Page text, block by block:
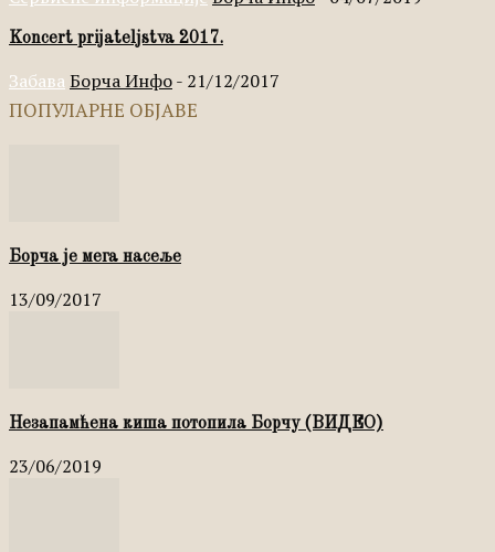
Koncert prijateljstva 2017.
ЗабаваБорча Инфо- 21/12/2017
ПОПУЛАРНЕ ОБЈАВЕ
Борча је мега насеље
13/09/2017
Незапамћена киша потопила Борчу (ВИДЕО)
23/06/2019